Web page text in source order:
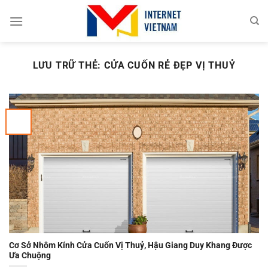
đến
LƯU TRỮ THẺ: CỬA CUỐN RẺ ĐẸP VỊ THUỶ
Cơ Sở Nhôm Kính Cửa Cuốn Vị Thuỷ, Hậu Giang Duy Khang Được
Ưa Chuộng